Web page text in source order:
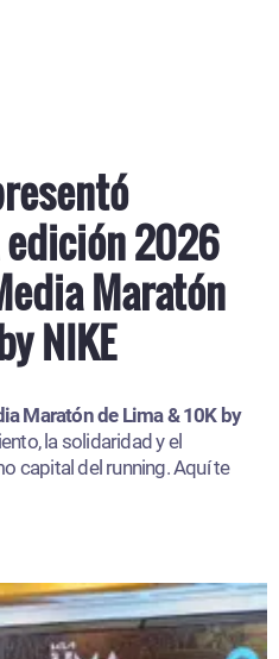
2026
Maratón
NIKE
Maratón de Lima & 10K by
la solidaridad y el
capital del running. Aquí te